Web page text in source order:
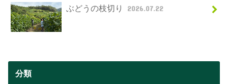
ぶどうの枝切り 2026.07.22
分類